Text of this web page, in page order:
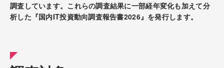
調査しています。これらの調査結果に一部経年変化も加えて分
析した『国内IT投資動向調査報告書2026』を発行します。